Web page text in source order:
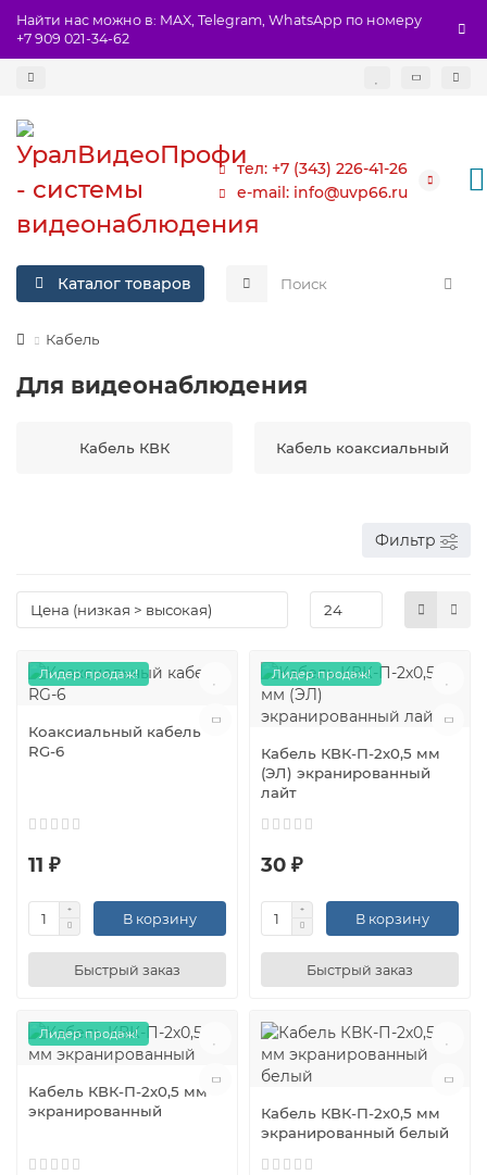
Найти нас можно в: MAX, Telegram, WhatsApp по номеру
+7 909 021-34-62
тел: +7 (343) 226-41-26
e-mail: info@uvp66.ru
Каталог товаров
Кабель
Для видеонаблюдения
Кабель КВК Кабель коаксиальный
Фильтр
Лидер продаж!
Коаксиальный кабель
RG-6
11 ₽
В корзину
Быстрый заказ
Лидер продаж!
Кабель КВК-П-2х0,5 мм
(ЭЛ) экранированный
лайт
30 ₽
В корзину
Быстрый заказ
Лидер продаж!
Кабель КВК-П-2х0,5 мм
экранированный
Кабель КВК-П-2х0,5 мм
экранированный белый